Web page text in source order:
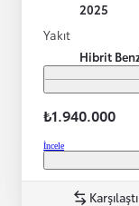
2025
Yakıt
Hibrit
₺1.940.000
İncele